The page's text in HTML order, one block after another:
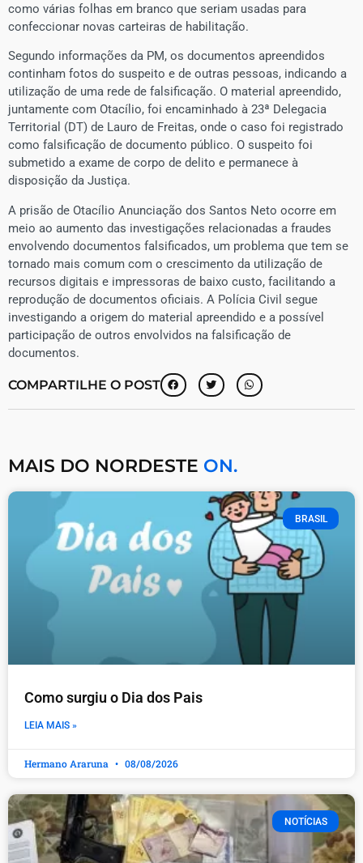
como várias folhas em branco que seriam usadas para
confeccionar novas carteiras de habilitação.
Segundo informações da PM, os documentos apreendidos
continham fotos do suspeito e de outras pessoas, indicando a
utilização de uma rede de falsificação. O material apreendido,
juntamente com Otacílio, foi encaminhado à 23ª Delegacia
Territorial (DT) de Lauro de Freitas, onde o caso foi registrado
como falsificação de documento público. O suspeito foi
submetido a exame de corpo de delito e permanece à
disposição da Justiça.
A prisão de Otacílio Anunciação dos Santos Neto ocorre em
meio ao aumento das investigações relacionadas a fraudes
envolvendo documentos falsificados, um problema que tem se
tornado mais comum com o crescimento da utilização de
recursos digitais e impressoras de baixo custo, facilitando a
reprodução de documentos oficiais. A Polícia Civil segue
investigando a origem do material apreendido e a possível
participação de outros envolvidos na falsificação de
documentos.
COMPARTILHE O POST
MAIS DO NORDESTE ON.
BRASIL
Como surgiu o Dia dos Pais
LEIA MAIS »
Hermano Araruna 08/08/2026
NOTÍCIAS